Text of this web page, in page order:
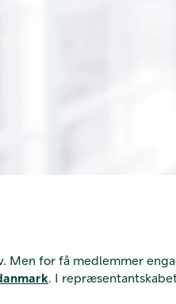
Men for få medlemmer
. I